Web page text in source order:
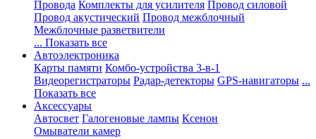
Провода Комплекты для усилителя Провод силовой
Провод акустический Провод межблочный
Межблочные разветвители
... Показать все
Автоэлектроника
Карты памяти Комбо-устройства 3-в-1
Видеорегистраторы Радар-детекторы GPS-навигаторы ...
Показать все
Аксессуары
Автосвет Галогеновые лампы Ксенон
Омыватели камер